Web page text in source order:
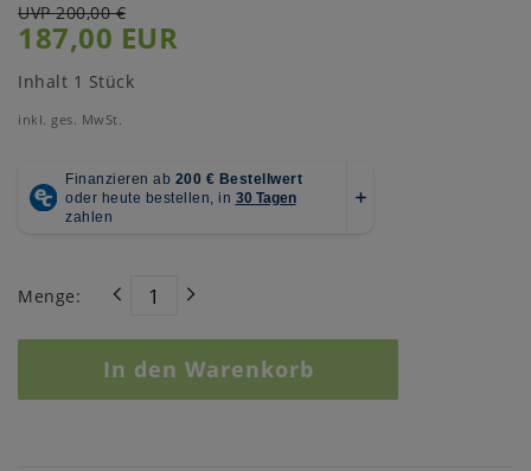
UVP 200,00 €
187,00 EUR
Inhalt 1 Stück
inkl. ges. MwSt.
Menge:
In den Warenkorb